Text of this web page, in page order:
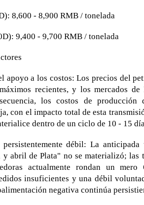
8,600 - 8,900 RMB / tonelada
9,400 - 9,700 RMB / tonelada
a los costos: Los precios del
recientes, y los mercados de
los costos de producción
con el impacto total de esta
dentro de un ciclo de 10 - 15
débil: La anticipada
y abril de Plata" no se materializó; las
actualmente rondan un
insuficientes y una débil
negativa continúa